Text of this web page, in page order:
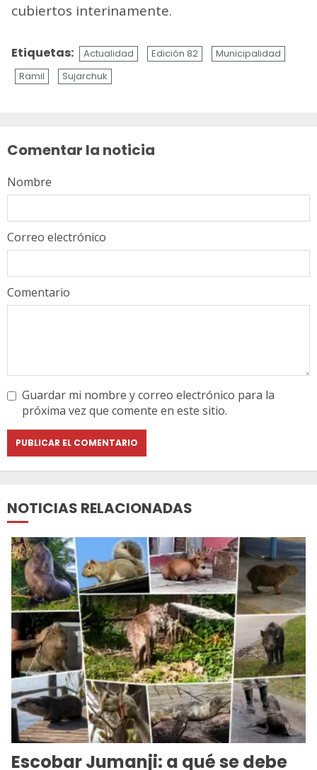
cubiertos interinamente.
Etiquetas: Actualidad Edición 82
Municipalidad
Ramil
Sujarchuk
Comentar la noticia
Comentario
Nombre
Correo electrónico
Guardar mi nombre y correo electrónico para la
próxima vez que comente en este sitio.
NOTICIAS RELACIONADAS
Escobar Jumanji: a qué se debe